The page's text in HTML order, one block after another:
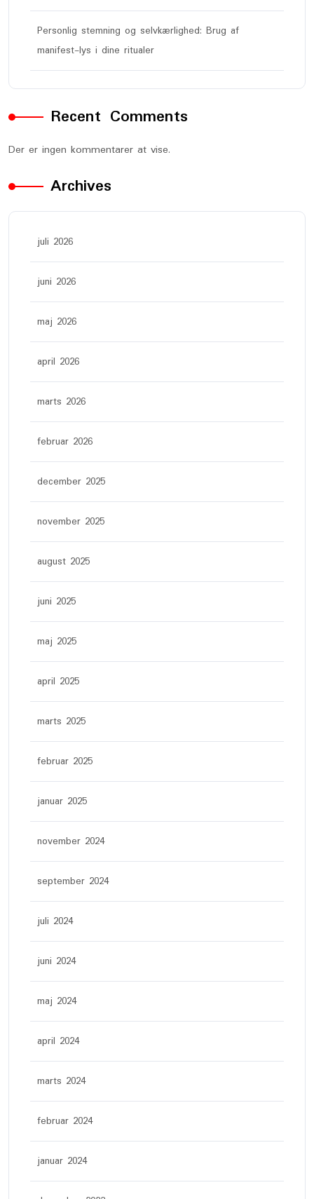
Personlig stemning og selvkærlighed: Brug af
manifest-lys i dine ritualer
Recent Comments
Der er ingen kommentarer at vise.
Archives
juli 2026
juni 2026
maj 2026
april 2026
marts 2026
februar 2026
december 2025
november 2025
august 2025
juni 2025
maj 2025
april 2025
marts 2025
februar 2025
januar 2025
november 2024
september 2024
juli 2024
juni 2024
maj 2024
april 2024
marts 2024
februar 2024
januar 2024